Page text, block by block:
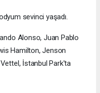
sevinci yaşadı.
Alonso, Juan Pablo
Hamilton, Jenson
İstanbul Park'ta